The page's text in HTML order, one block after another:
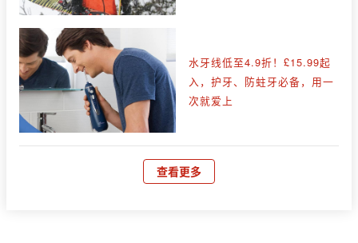
水牙线低至4.9折！£15.99起
入，护牙、防蛀牙必备，用一
次就爱上
查看更多